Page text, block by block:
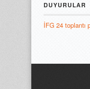
DUYURULAR
İFG 24 toplantı